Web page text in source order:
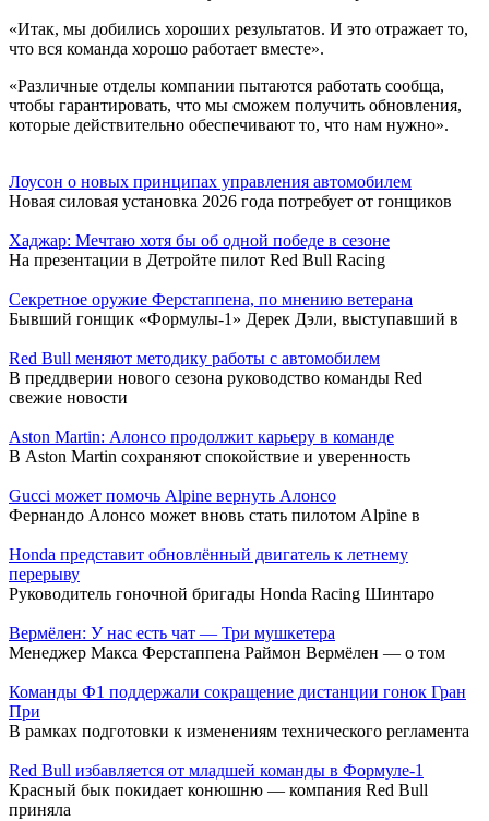
«Итак, мы добились хороших результатов. И это отражает то,
что вся команда хорошо работает вместе».
«Различные отделы компании пытаются работать сообща,
чтобы гарантировать, что мы сможем получить обновления,
которые действительно обеспечивают то, что нам нужно».
Лоусон о новых принципах управления автомобилем
Новая силовая установка 2026 года потребует от гонщиков
Хаджар: Мечтаю хотя бы об одной победе в сезоне
На презентации в Детройте пилот Red Bull Racing
Секретное оружие Ферстаппена, по мнению ветерана
Бывший гонщик «Формулы-1» Дерек Дэли, выступавший в
Red Bull меняют методику работы с автомобилем
В преддверии нового сезона руководство команды Red
свежие новости
Aston Martin: Алонсо продолжит карьеру в команде
В Aston Martin сохраняют спокойствие и уверенность
Gucci может помочь Alpine вернуть Алонсо
Фернандо Алонсо может вновь стать пилотом Alpine в
Honda представит обновлённый двигатель к летнему
перерыву
Руководитель гоночной бригады Honda Racing Шинтаро
Вермёлен: У нас есть чат — Три мушкетера
Менеджер Макса Ферстаппена Раймон Вермёлен — о том
Команды Ф1 поддержали сокращение дистанции гонок Гран
При
В рамках подготовки к изменениям технического регламента
Red Bull избавляется от младшей команды в Формуле-1
Красный бык покидает конюшню — компания Red Bull
приняла